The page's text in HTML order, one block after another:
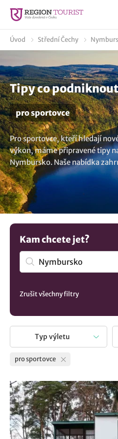
Úvod Střední Čechy
Tipy co
pro sportovce
Pro sportovce, kteří hledají
výkon, máme připravené tipy
Nymbursko. Naše nabídka
možností sportování, které
těch, kteří chtějí udržet a
našich tipů a překonávejte
Kam chcete jet?
Zrušit všechny filtry
Typ výletu
pro sportovce